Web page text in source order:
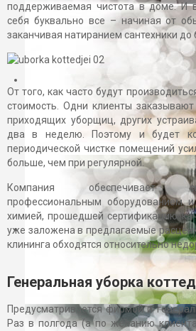
поддерживаемая чистота в доме. И
себя буквально все – начиная от
заканчивая натиранием сантехники до
От того, как часто будут
стоимость. Одни клиенты
приходящих уборщиц, других
два в неделю. Поэтому и будет
периодической чистке помещений
больше, чем при регулярной.
Компания обеспечивает
профессиональным оборудованием и
химией, прошедшей сертификацию
уже заложена в предлагаемые
клининга обходятся относительно
Генеральная уборка
Предусматривается фирмой и
Раз в полгода (а по желанию